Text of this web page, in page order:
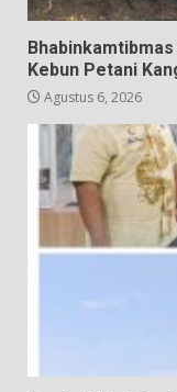
Kebun Petani
Agustus 6, 2026